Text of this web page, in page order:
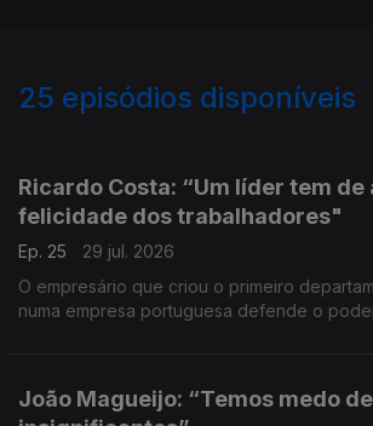
25 episódios disponíveis
Ricardo Costa: “Um líder tem de
felicidade dos trabalhadores"
Ep. 25
29 jul. 2026
O empresário que criou o primeiro
numa empresa portuguesa defende o
João Magueijo: “Temos medo